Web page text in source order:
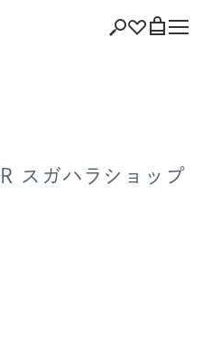
見る
スガハラショップ